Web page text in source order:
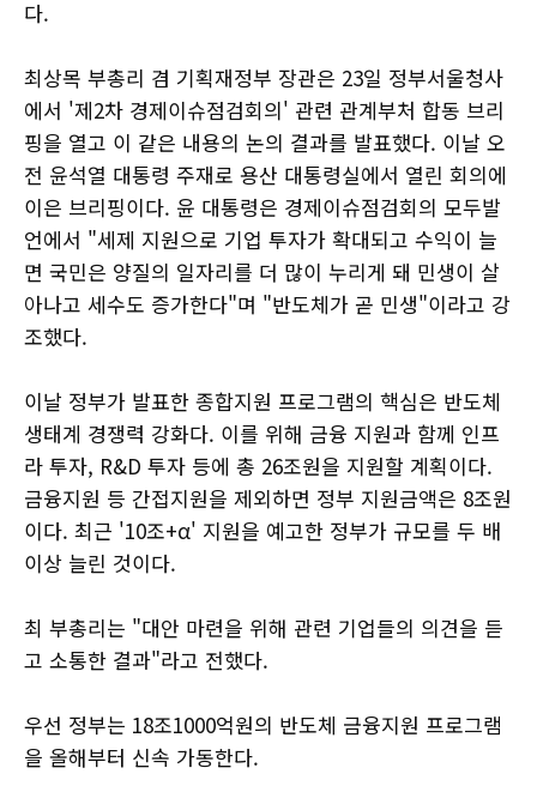
다.
최상목 부총리 겸 기획재정부 장관은 23일 정부서울청사
에서 '제2차 경제이슈점검회의' 관련 관계부처 합동 브리
핑을 열고 이 같은 내용의 논의 결과를 발표했다. 이날 오
전 윤석열 대통령 주재로 용산 대통령실에서 열린 회의에
이은 브리핑이다. 윤 대통령은 경제이슈점검회의 모두발
언에서 "세제 지원으로 기업 투자가 확대되고 수익이 늘
면 국민은 양질의 일자리를 더 많이 누리게 돼 민생이 살
아나고 세수도 증가한다"며 "반도체가 곧 민생"이라고 강
조했다.
이날 정부가 발표한 종합지원 프로그램의 핵심은 반도체
생태계 경쟁력 강화다. 이를 위해 금융 지원과 함께 인프
라 투자, R&D 투자 등에 총 26조원을 지원할 계획이다.
금융지원 등 간접지원을 제외하면 정부 지원금액은 8조원
이다. 최근 '10조+α' 지원을 예고한 정부가 규모를 두 배
이상 늘린 것이다.
최 부총리는 "대안 마련을 위해 관련 기업들의 의견을 듣
고 소통한 결과"라고 전했다.
우선 정부는 18조1000억원의 반도체 금융지원 프로그램
을 올해부터 신속 가동한다.